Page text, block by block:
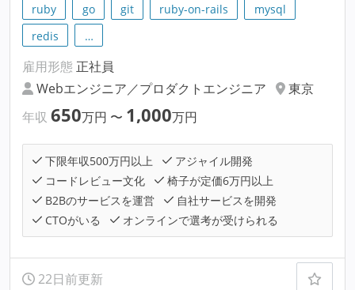
ruby go git ruby-on-rails
mysql
redis
…
雇用形態 正社員
Webエンジニア／プロダクトエンジニア
東京
年収 650万円 〜 1,000万円
下限年収500万円以上
アジャイル開発
コードレビュー文化
椅子が定価6万円以上
B2Bのサービスを運営
自社サービスを開発
CTOがいる
オンラインで選考が受けられる
22日前更新